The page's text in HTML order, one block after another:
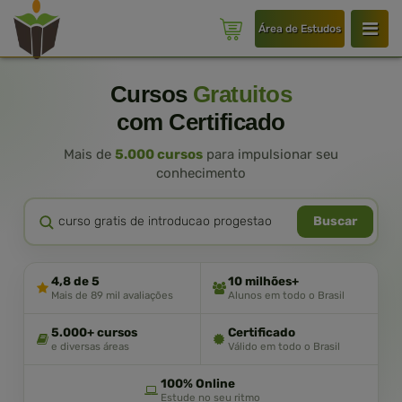
Área de Estudos
Cursos Gratuitos
com Certificado
Mais de 5.000 cursos para impulsionar seu
conhecimento
Buscar
4,8 de 5
Mais de 89 mil avaliações
10 milhões+
Alunos em todo o Brasil
5.000+ cursos
e diversas áreas
Certificado
Válido em todo o Brasil
100% Online
Estude no seu ritmo